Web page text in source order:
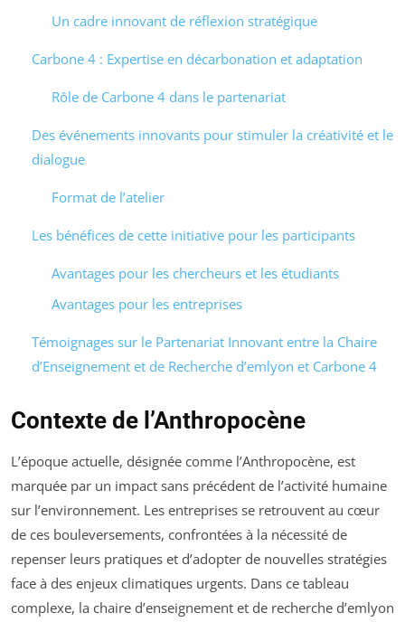
Un cadre innovant de réflexion stratégique
Carbone 4 : Expertise en décarbonation et adaptation
Rôle de Carbone 4 dans le partenariat
Des événements innovants pour stimuler la créativité et le
dialogue
Format de l’atelier
Les bénéfices de cette initiative pour les participants
Avantages pour les chercheurs et les étudiants
Avantages pour les entreprises
Témoignages sur le Partenariat Innovant entre la Chaire
d’Enseignement et de Recherche d’emlyon et Carbone 4
Contexte de l’Anthropocène
L’époque actuelle, désignée comme l’Anthropocène, est
marquée par un impact sans précédent de l’activité humaine
sur l’environnement. Les entreprises se retrouvent au cœur
de ces bouleversements, confrontées à la nécessité de
repenser leurs pratiques et d’adopter de nouvelles stratégies
face à des enjeux climatiques urgents. Dans ce tableau
complexe, la chaire d’enseignement et de recherche d’emlyon